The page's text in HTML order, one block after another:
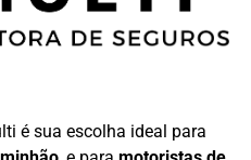
é sua escolha ideal para